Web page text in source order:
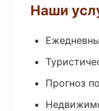
Наши
Прогноз